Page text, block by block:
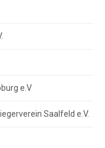
e.V
Saalfeld e.V.